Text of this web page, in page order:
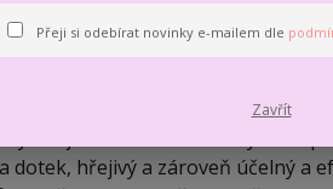
Firma BETYNKA vznikla v roce
Tweed, Big a Blanket.
Oblíbená žinylková příze příjemná
Betynka je krásně měkká žinylková
dotek, hřejivý a zároveň účelný a
Přeji si odebírat novinky e-mailem dle
Zavřít